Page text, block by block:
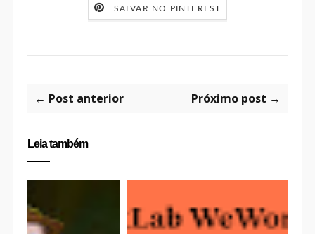
SALVAR NO PINTEREST
← Post anterior Próximo post →
Leia também